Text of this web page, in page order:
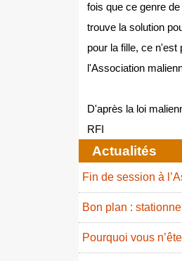
fois que ce genre
trouve la solution
pour la fille, ce
l'Association
D'après la loi
RFI
Actualités
Fin de session à
Bon plan :
Pourquoi vous